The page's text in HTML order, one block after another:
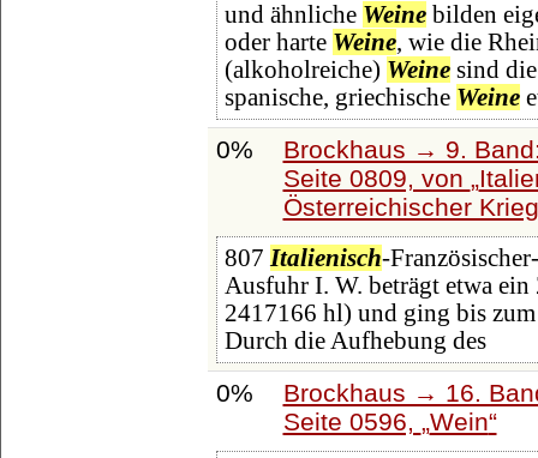
und ähnliche Weinebilden
oder harte Weine, wie die
(alkoholreiche) Weinesind
spanische, griechische Weine
0%
Brockhaus → 9.
Seite 0809, von
Österreichischer
807 Italienisch-
Ausfuhr I. W. beträgt etwa
2417166 hl) und ging bis
Durch die Aufhebung des
0%
Brockhaus → 16.
Seite 0596,
Wein